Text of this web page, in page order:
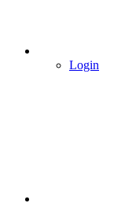
Login